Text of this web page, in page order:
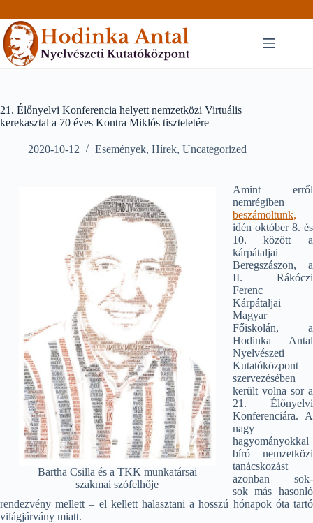
to
content
21. Élőnyelvi Konferencia helyett nemzetközi Virtuális
kerekasztal a 70 éves Kontra Miklós tiszteletére
2020-10-12 Események, Hírek, Uncategorized
Bartha Csilla és a TKK munkatársai
szakmai szófelhője
Amint erről
nemrégiben
beszámoltunk,
idén október 8. és
10. között a
kárpátaljai
Beregszászon, a
II. Rákóczi
Ferenc
Kárpátaljai
Magyar
Főiskolán, a
Hodinka Antal
Nyelvészeti
Kutatóközpont
szervezésében
került volna sor a
21. Élőnyelvi
Konferenciára. A
nagy
hagyományokkal
bíró nemzetközi
tanácskozást
azonban – sok-
sok más hasonló
rendezvény mellett – el kellett halasztani a hosszú hónapok óta tartó
világjárvány miatt.